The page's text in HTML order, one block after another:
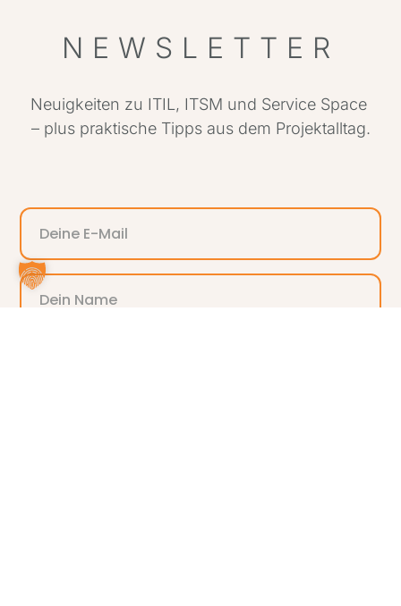
NEWSLETTER
Neuigkeiten zu ITIL, ITSM und Service Space
– plus praktische Tipps aus dem Projektalltag.